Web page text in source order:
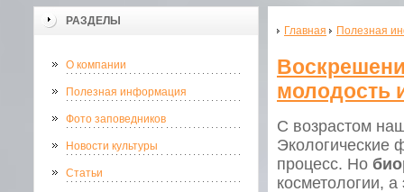
РАЗДЕЛЫ
О компании
Полезная информация
Фото заповедников
Новости культуры
Статьи
Главная Полезная
молодость
С возрастом
Экологические
процесс. Но
косметологии,